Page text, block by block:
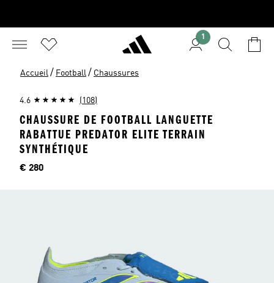
1
Accueil / Football / Chaussures
4.6 (108)
CHAUSSURE DE FOOTBALL LANGUETTE
RABATTUE PREDATOR ELITE TERRAIN
SYNTHÉTIQUE
Price
€ 280